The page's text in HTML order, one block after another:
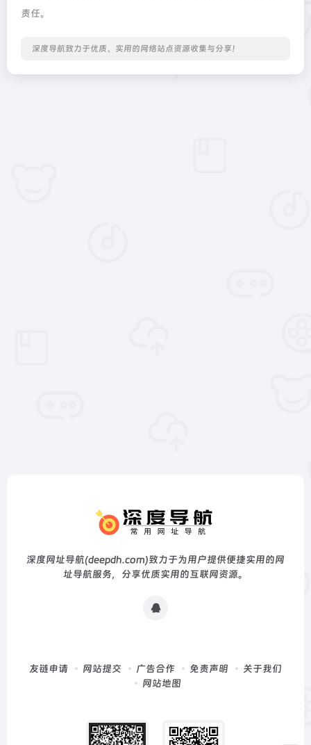
责任。
深度导航致力于优质、实用的网络站点资源收集与分享！
深度网址导航(deepdh.com)致力于为用户提供便捷实用的网
址导航服务，分享优质实用的互联网资源。
友链申请 网站提交 广告合作 免责声明
关于我们
网站地图